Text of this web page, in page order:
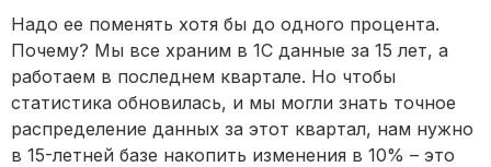
Надо ее поменять хотя бы до одного процента.
Почему? Мы все храним в 1С данные за 15 лет, а
работаем в последнем квартале. Но чтобы
статистика обновилась, и мы могли знать точное
распределение данных за этот квартал, нам нужно
в 15-летней базе накопить изменения в 10% – это